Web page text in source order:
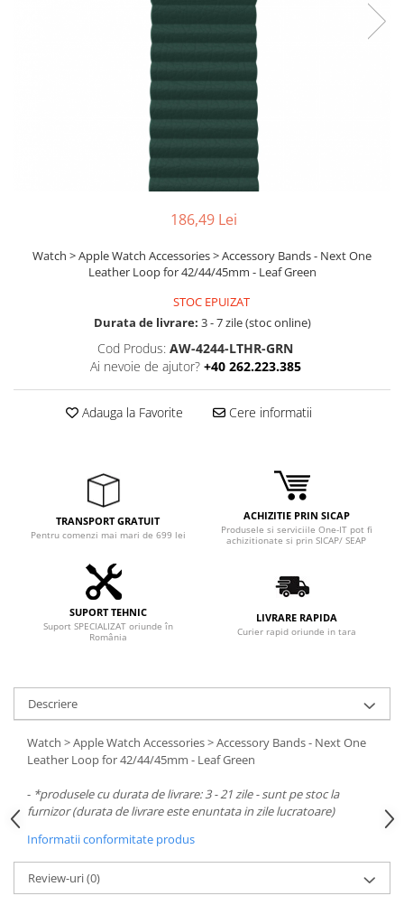
186,49 Lei
Watch > Apple Watch Accessories > Accessory Bands - Next One
Leather Loop for 42/44/45mm - Leaf Green
STOC EPUIZAT
Durata de livrare: 3 - 7 zile (stoc online)
Cod Produs: AW-4244-LTHR-GRN
Ai nevoie de ajutor? +40 262.223.385
Adauga la Favorite Cere informatii
TRANSPORT GRATUIT
Pentru comenzi mai mari de 699 lei
ACHIZITIE PRIN SICAP
Produsele si serviciile One-IT pot fi
achizitionate si prin SICAP/ SEAP
SUPORT TEHNIC
Suport SPECIALIZAT oriunde în
România
LIVRARE RAPIDA
Curier rapid oriunde in tara
Descriere
Watch > Apple Watch Accessories > Accessory Bands - Next One
Leather Loop for 42/44/45mm - Leaf Green
- *produsele cu durata de livrare: 3 - 21 zile - sunt pe stoc la
furnizor (durata de livrare este enuntata in zile lucratoare)
Informatii conformitate produs
Review-uri(0)